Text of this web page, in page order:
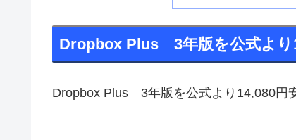
Dropbox Plus 3年版を公式より
Dropbox Plus 3年版を公式より14,080円